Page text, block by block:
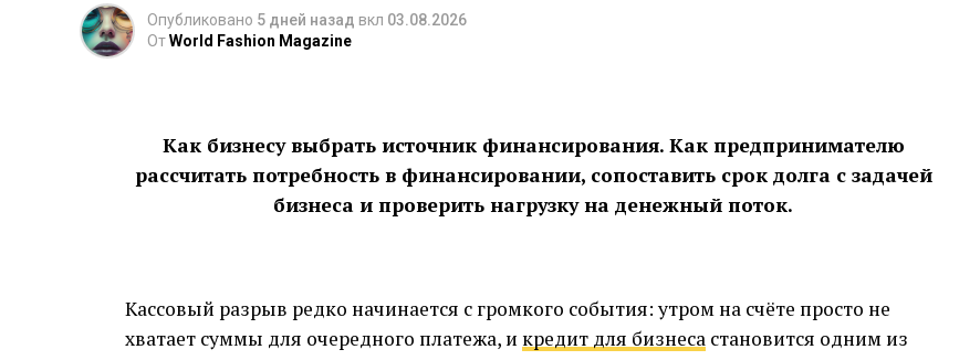
Опубликовано 5 дней назад вкл 03.08.2026
ОтWorld Fashion Magazine
Как бизнесу выбрать источник финансирования. Как предпринимателю
рассчитать потребность в финансировании, сопоставить срок долга с задачей
бизнеса и проверить нагрузку на денежный поток.
Кассовый разрыв редко начинается с громкого события: утром на счёте просто не
хватает суммы для очередного платежа, и кредит для бизнеса становится одним из